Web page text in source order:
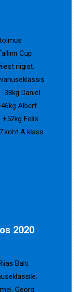
Cup
riigist.
38kg Daniel
Albert
Felis
A klass
2020
Balti
Georg